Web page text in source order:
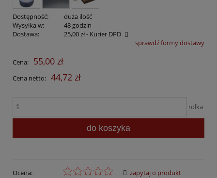
Dostępność:
duża ilość
Wysyłka w:
48 godzin
Dostawa:
25,00 zł- Kurier DPD
Cena nie zawiera ewentualnych kosztów płatnościsprawdź formy dostawy
Cena: 55,00 zł
Cena netto: 44,72 zł
rolka
do koszyka
Ocena:
zapytaj o produkt